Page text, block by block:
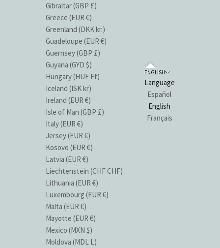
Gibraltar (GBP £)
Greece (EUR €)
Greenland (DKK kr.)
Guadeloupe (EUR €)
Guernsey (GBP £)
Guyana (GYD $)
Hungary (HUF Ft)
Iceland (ISK kr)
Ireland (EUR €)
Isle of Man (GBP £)
Italy (EUR €)
Jersey (EUR €)
Kosovo (EUR €)
Latvia (EUR €)
Liechtenstein (CHF CHF)
Lithuania (EUR €)
Luxembourg (EUR €)
Malta (EUR €)
Mayotte (EUR €)
Mexico (MXN $)
Moldova (MDL L)
ENGLISH
Language
Español
English
Français